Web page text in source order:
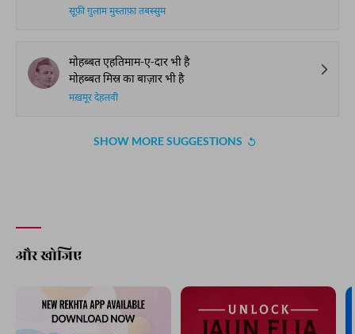
सूफ़ी ग़ुलाम मुस्ताफ़ा तबस्सुम
मोहब्बत एहतिमाम-ए-दार भी है
मोहब्बत मिस्र का बाज़ार भी है
मख़मूर देहलवी
SHOW MORE SUGGESTIONS
और खोजिए